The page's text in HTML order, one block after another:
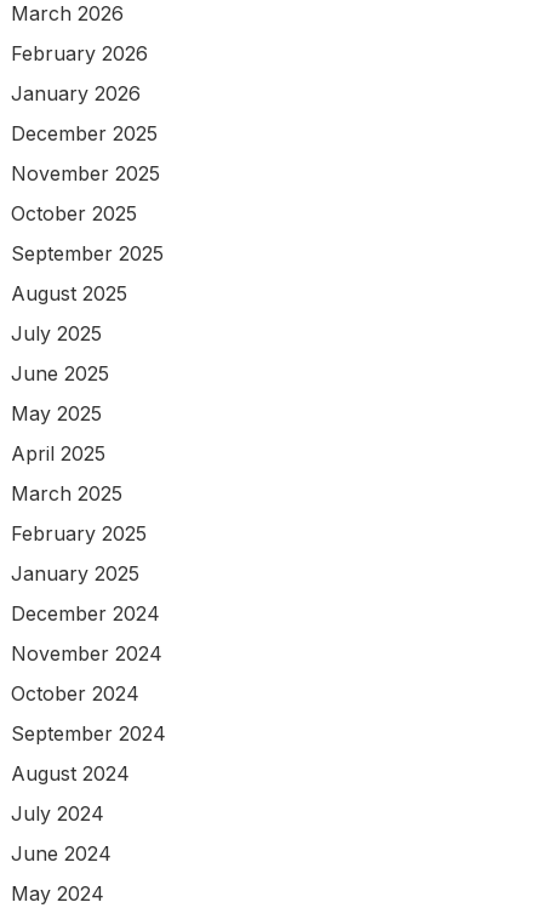
March 2026
February 2026
January 2026
December 2025
November 2025
October 2025
September 2025
August 2025
July 2025
June 2025
May 2025
April 2025
March 2025
February 2025
January 2025
December 2024
November 2024
October 2024
September 2024
August 2024
July 2024
June 2024
May 2024